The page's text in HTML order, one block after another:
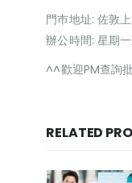
門巿地址: 佐敦
辦公時間: 星期
^^歡迎PM查詢
RELATED